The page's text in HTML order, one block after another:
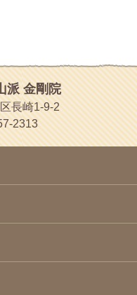
く気持ちよい鍼灸治療で
派 金剛院
長崎1-9-2
2313